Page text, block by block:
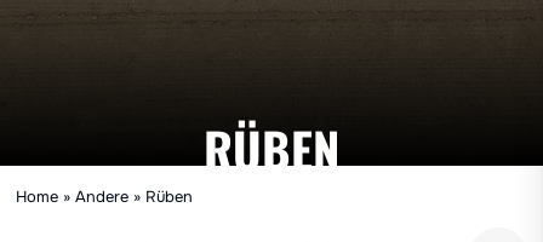
RÜBEN
Home »Andere » Rüben